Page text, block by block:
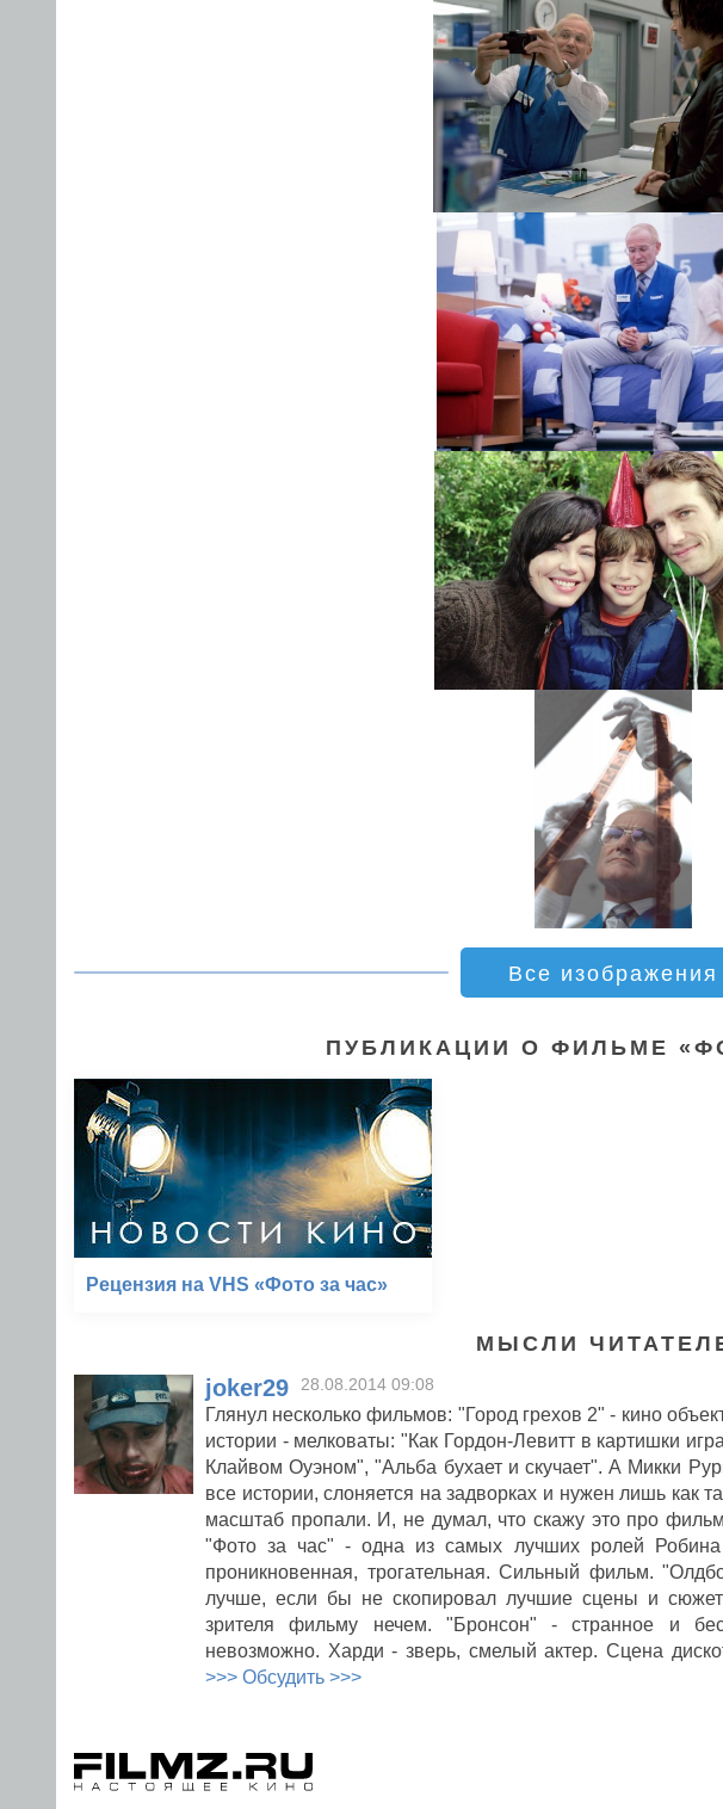
Все изображения
ПУБЛИКАЦИИ О ФИЛЬМЕ
Рецензия на VHS «Фото за час»
МЫСЛИ
joker29 28.08.2014 09:08
Глянул несколько фильмов: "Город грехов 2" - кино
истории - мелковаты: "Как Гордон-Левитт в картишки
Клайвом Оуэном", "Альба бухает и скучает". А Микки
все истории, слоняется на задворках и нужен лишь как
масштаб пропали. И, не думал, что скажу это про
"Фото за час" - одна из самых лучших ролей Робина
проникновенная, трогательная. Сильный фильм.
лучше, если бы не скопировал лучшие сцены и
зрителя фильму нечем. "Бронсон" - странное и
невозможно. Харди - зверь, смелый актер. Сцена
>>> Обсудить >>>